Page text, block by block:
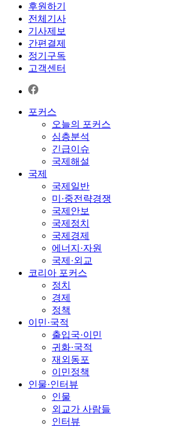
후원하기
전체기사
기사제보
간편결제
정기구독
고객센터
포커스
오늘의 포커스
심층분석
긴급이슈
국제해설
국제
국제일반
미·중전략경쟁
국제안보
국제정치
국제경제
에너지·자원
국제·외교
코리아 포커스
정치
경제
정책
이민·국적
출입국·이민
귀화·국적
재외동포
이민정책
인물·인터뷰
인물
외교가 사람들
인터뷰